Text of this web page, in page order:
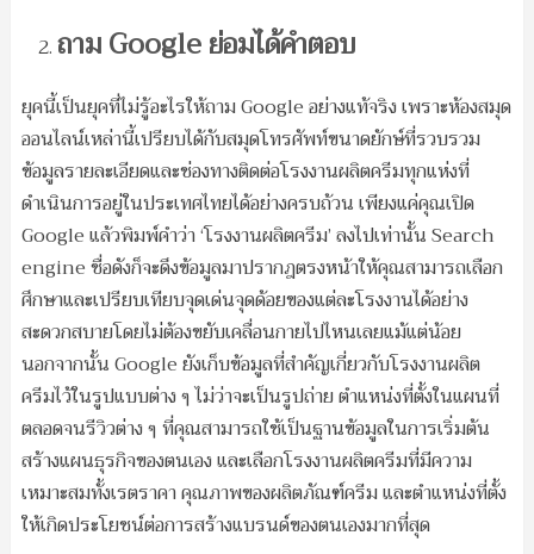
ถาม Google ย่อมได้คำตอบ
ยุคนี้เป็นยุคที่ไม่รู้อะไรให้ถาม Google อย่างแท้จริง เพราะห้องสมุด
ออนไลน์เหล่านี้เปรียบได้กับสมุดโทรศัพท์ขนาดยักษ์ที่รวบรวม
ข้อมูลรายละเอียดและช่องทางติดต่อโรงงานผลิตครีมทุกแห่งที่
ดำเนินการอยู่ในประเทศไทยได้อย่างครบถ้วน เพียงแค่คุณเปิด
Google แล้วพิมพ์คำว่า ‘โรงงานผลิตครีม’ ลงไปเท่านั้น Search
engine ชื่อดังก็จะดึงข้อมูลมาปรากฎตรงหน้าให้คุณสามารถเลือก
ศึกษาและเปรียบเทียบจุดเด่นจุดด้อยของแต่ละโรงงานได้อย่าง
สะดวกสบายโดยไม่ต้องขยับเคลื่อนกายไปไหนเลยแม้แต่น้อย
นอกจากนั้น Google ยังเก็บข้อมูลที่สำคัญเกี่ยวกับโรงงานผลิต
ครีมไว้ในรูปแบบต่าง ๆ ไม่ว่าจะเป็นรูปถ่าย ตำแหน่งที่ตั้งในแผนที่
ตลอดจนรีวิวต่าง ๆ ที่คุณสามารถใช้เป็นฐานข้อมูลในการเริ่มต้น
สร้างแผนธุรกิจของตนเอง และเลือกโรงงานผลิตครีมที่มีความ
เหมาะสมทั้งเรตราคา คุณภาพของผลิตภัณฑ์ครีม และตำแหน่งที่ตั้ง
ให้เกิดประโยชน์ต่อการสร้างแบรนด์ของตนเองมากที่สุด